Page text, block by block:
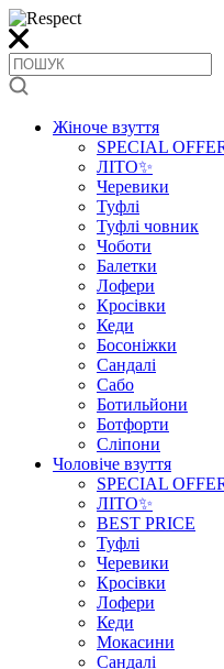
Жіноче взуття
SPECIAL
ЛІТО✨
Черевики
Туфлі
Туфлі човник
Чоботи
Балетки
Лофери
Кросівки
Кеди
Босоніжки
Сандалі
Сабо
Ботильйони
Ботфорти
Сліпони
Чоловіче взуття
SPECIAL
ЛІТО✨
BEST PRICE
Туфлі
Черевики
Кросівки
Лофери
Кеди
Мокасини
Сандалі